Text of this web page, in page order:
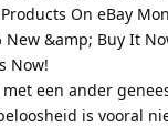
On eBay
New &amp; Buy It
Now!
een ander
is vooral